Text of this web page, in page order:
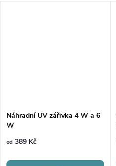
Náhradní UV zářivka 4 W a 6
W
od 389 Kč